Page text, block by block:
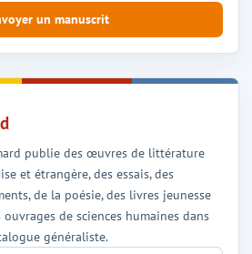
publie des œuvres de littérature
et étrangère, des essais, des
de la poésie, des livres jeunesse
ouvrages de sciences humaines dans
généraliste.
un manuscrit